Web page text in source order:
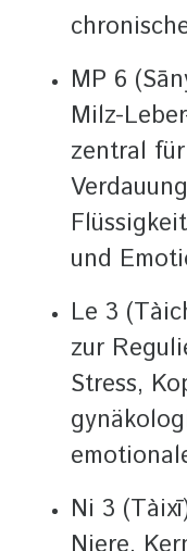
MP 6
Milz-
zentral
und
Le 3
zur
Stress,
Ni 3